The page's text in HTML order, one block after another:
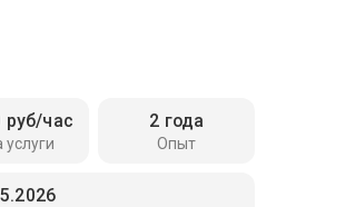
услуги
руб/час
Опыт
2 года